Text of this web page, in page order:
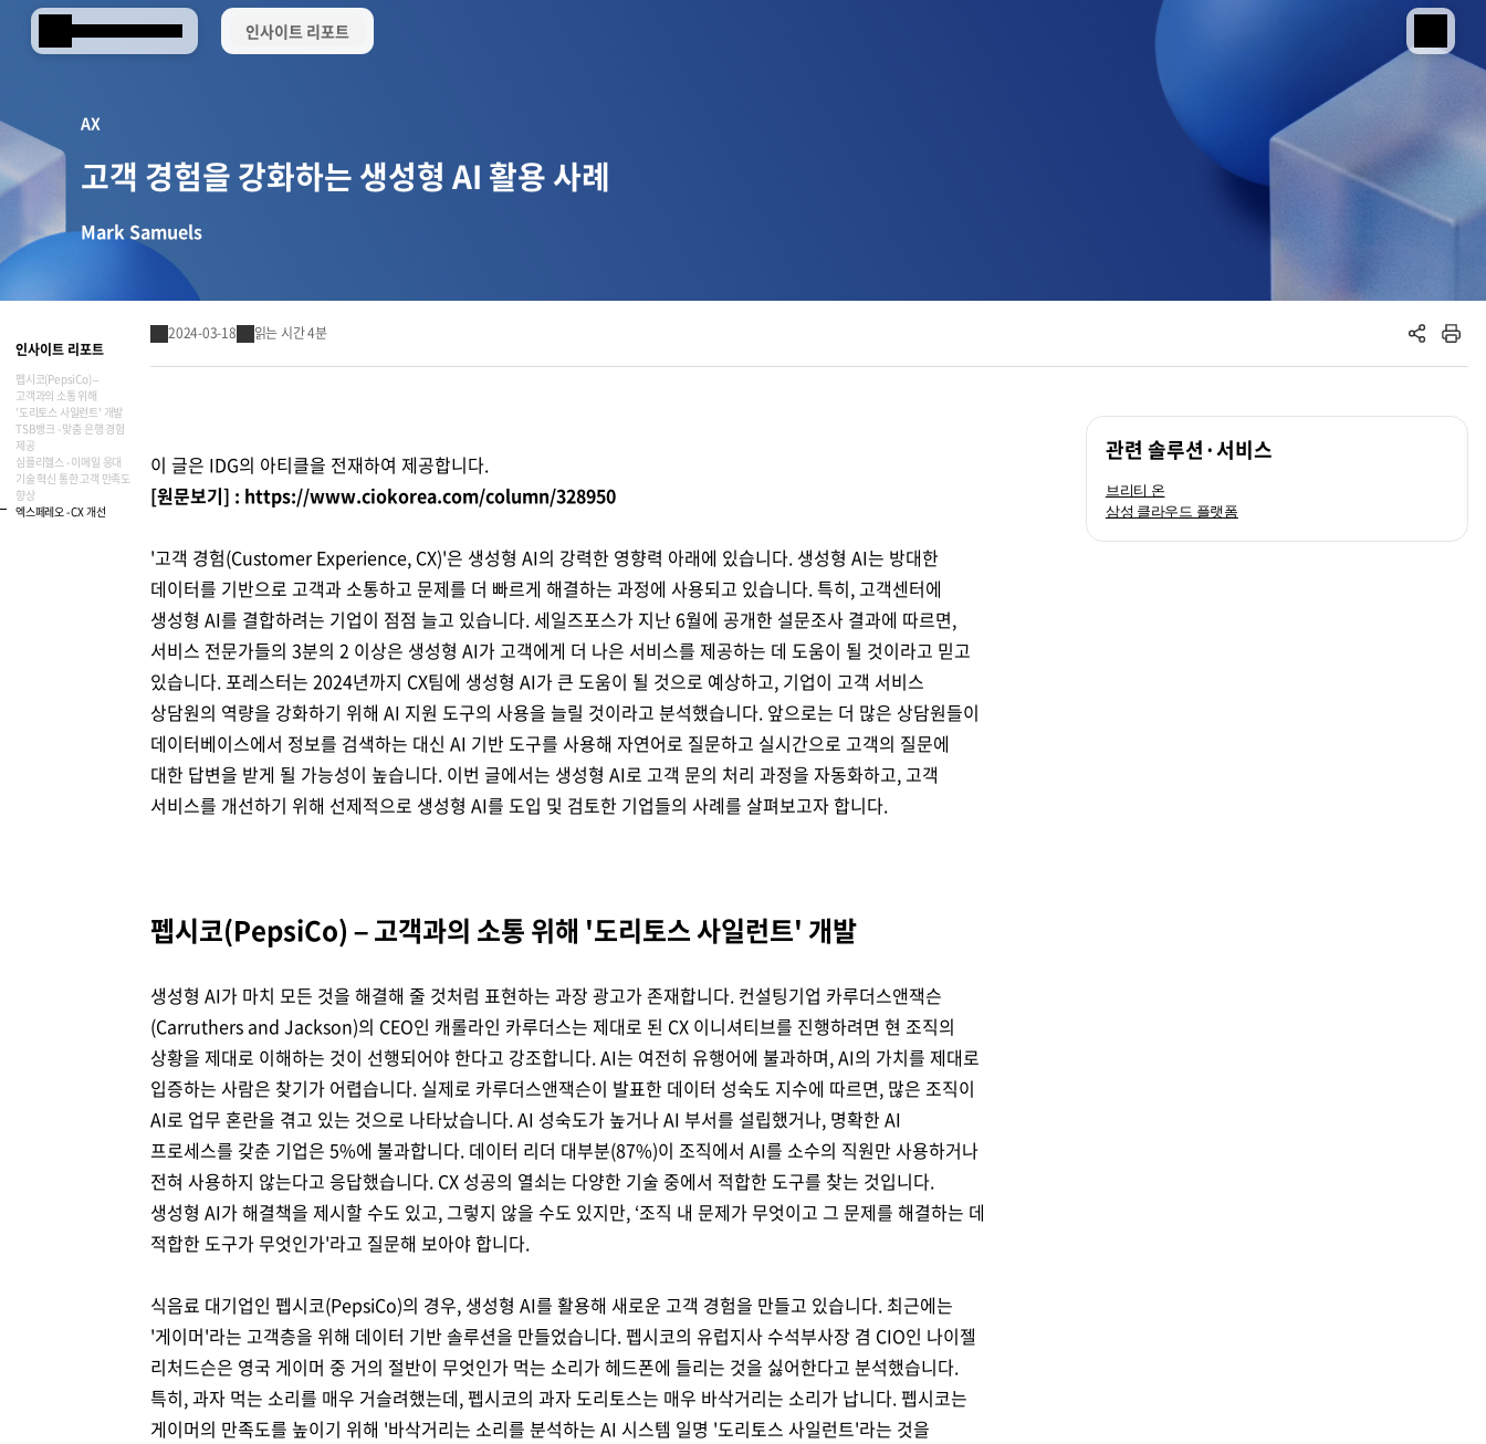
Samsung SDS 인사이트 리포트
AI 전환(AX)
생성형 AI
AI 업무혁신
데이터 분석
삼성SDS 클라우드의 특별함
Samsung Cloud Platform
매니지드 서비스
클라우드 보안
데이터센터/네트워크
GDC (Global Development Center)
협업 & 생산성
Brity Automation
엔터프라이즈 애플리케이션
ESG 서비스
디지털 전환 서비스
디지털 전환 진단
디지털 전환 컨설팅
CX 이노베이션
디지털 헬스
CogniX
AI Agent 기반 SW 개발 플랫폼
Anyframe
개발 프레임워크
삼성SDS 물류의 특별함
디지털 물류 혁신 스토리
글로벌 공급망
글로벌 물류 거점
삼성SDS 소개
비전
CEO 소개
연혁
사업장 소개
Awards & Recognition
이사회 및 위원회
재무정보
IR 행사 & 실적발표
주주총회
공시 및 알림
FAQ
ESG 소식
ESG 경영체계
환경/에너지 경영
인권경영
사회공헌
윤리 & 준법경영
디지털 책임
보고서 & 정책
언론보도
이슈와 팩트
미디어 갤러리
AX
고객 경험을 강화하는 생성형 AI 활용 사례
Mark Samuels
인사이트 리포트
펩시코(PepsiCo) –
고객과의 소통 위해
'도리토스 사일런트' 개발
TSB뱅크 - 맞춤 은행 경험
제공
심플리헬스 - 이메일 응대
기술 혁신 통한 고객 만족도
향상
엑스페레오 - CX 개선
2024-03-18 읽는 시간 4분 공유하기인쇄하기
이 글은 IDG의 아티클을 전재하여 제공합니다.
[원문보기] : https://www.ciokorea.com/column/328950
'고객 경험(Customer Experience, CX)'은 생성형 AI의 강력한 영향력 아래에 있습니다. 생성형 AI는 방대한
데이터를 기반으로 고객과 소통하고 문제를 더 빠르게 해결하는 과정에 사용되고 있습니다. 특히, 고객센터에
생성형 AI를 결합하려는 기업이 점점 늘고 있습니다. 세일즈포스가 지난 6월에 공개한 설문조사 결과에 따르면,
서비스 전문가들의 3분의 2 이상은 생성형 AI가 고객에게 더 나은 서비스를 제공하는 데 도움이 될 것이라고 믿고
있습니다. 포레스터는 2024년까지 CX팀에 생성형 AI가 큰 도움이 될 것으로 예상하고, 기업이 고객 서비스
상담원의 역량을 강화하기 위해 AI 지원 도구의 사용을 늘릴 것이라고 분석했습니다. 앞으로는 더 많은 상담원들이
데이터베이스에서 정보를 검색하는 대신 AI 기반 도구를 사용해 자연어로 질문하고 실시간으로 고객의 질문에
대한 답변을 받게 될 가능성이 높습니다. 이번 글에서는 생성형 AI로 고객 문의 처리 과정을 자동화하고, 고객
서비스를 개선하기 위해 선제적으로 생성형 AI를 도입 및 검토한 기업들의 사례를 살펴보고자 합니다.
펩시코(PepsiCo) – 고객과의 소통 위해 '도리토스 사일런트' 개발
생성형 AI가 마치 모든 것을 해결해 줄 것처럼 표현하는 과장 광고가 존재합니다. 컨설팅기업 카루더스앤잭슨
(Carruthers and Jackson)의 CEO인 캐롤라인 카루더스는 제대로 된 CX 이니셔티브를 진행하려면 현 조직의
상황을 제대로 이해하는 것이 선행되어야 한다고 강조합니다. AI는 여전히 유행어에 불과하며, AI의 가치를 제대로
입증하는 사람은 찾기가 어렵습니다. 실제로 카루더스앤잭슨이 발표한 데이터 성숙도 지수에 따르면, 많은 조직이
AI로 업무 혼란을 겪고 있는 것으로 나타났습니다. AI 성숙도가 높거나 AI 부서를 설립했거나, 명확한 AI
프로세스를 갖춘 기업은 5%에 불과합니다. 데이터 리더 대부분(87%)이 조직에서 AI를 소수의 직원만 사용하거나
전혀 사용하지 않는다고 응답했습니다. CX 성공의 열쇠는 다양한 기술 중에서 적합한 도구를 찾는 것입니다.
생성형 AI가 해결책을 제시할 수도 있고, 그렇지 않을 수도 있지만, ‘조직 내 문제가 무엇이고 그 문제를 해결하는 데
적합한 도구가 무엇인가'라고 질문해 보아야 합니다.
식음료 대기업인 펩시코(PepsiCo)의 경우, 생성형 AI를 활용해 새로운 고객 경험을 만들고 있습니다. 최근에는
'게이머'라는 고객층을 위해 데이터 기반 솔루션을 만들었습니다. 펩시코의 유럽지사 수석부사장 겸 CIO인 나이젤
리처드슨은 영국 게이머 중 거의 절반이 무엇인가 먹는 소리가 헤드폰에 들리는 것을 싫어한다고 분석했습니다.
특히, 과자 먹는 소리를 매우 거슬려했는데, 펩시코의 과자 도리토스는 매우 바삭거리는 소리가 납니다. 펩시코는
게이머의 만족도를 높이기 위해 '바삭거리는 소리를 분석하는 AI 시스템 일명 '도리토스 사일런트'라는 것을
관련 솔루션·서비스
브리티 온
삼성 클라우드 플랫폼